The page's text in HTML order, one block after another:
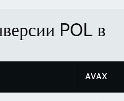
POL в
AVAX